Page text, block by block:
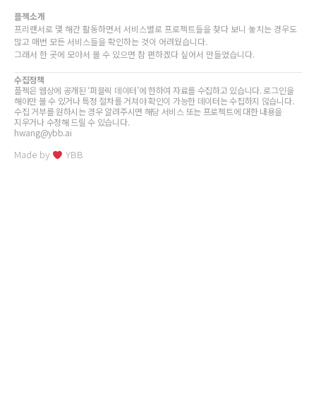
플젝소개
프리랜서로 몇 해간 활동하면서 서비스별로 프로젝트들을 찾다 보니 놓치는 경우도
많고 매번 모든 서비스들을 확인하는 것이 어려웠습니다.
그래서 한 곳에 모아서 볼 수 있으면 참 편하겠다 싶어서 만들었습니다.
수집정책
플젝은 웹상에 공개된 ‘퍼블릭 데이터’에 한하여 자료를 수집하고 있습니다. 로그인을
해야만 볼 수 있거나 특정 절차를 거쳐야 확인이 가능한 데이터는 수집하지 않습니다.
수집 거부를 원하시는 경우 알려주시면 해당 서비스 또는 프로젝트에 대한 내용을
지우거나 수정해 드릴 수 있습니다.
hwang@ybb.ai
Made by YBB